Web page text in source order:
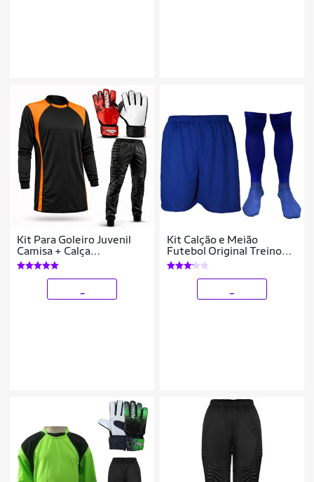
Kit Para Goleiro Juvenil
Camisa + Calça
Acolchoada + Luva De
Goleiro Penalty
Kit Calção e Meião
Futebol Original Treino
Adulto